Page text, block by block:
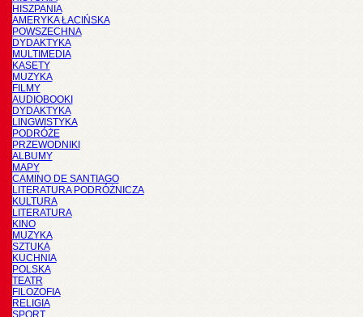
HISZPANIA
AMERYKA ŁACIŃSKA
POWSZECHNA
DYDAKTYKA
MULTIMEDIA
KASETY
MUZYKA
FILMY
AUDIOBOOKI
DYDAKTYKA
LINGWISTYKA
PODRÓŻE
PRZEWODNIKI
ALBUMY
MAPY
CAMINO DE SANTIAGO
LITERATURA PODRÓŻNICZA
KULTURA
LITERATURA
KINO
MUZYKA
SZTUKA
KUCHNIA
POLSKA
TEATR
FILOZOFIA
RELIGIA
SPORT